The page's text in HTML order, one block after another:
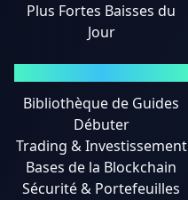
Plus Fortes Baisses du
Jour
Bibliothèque de Guides
Débuter
Trading & Investissement
Bases de la Blockchain
Sécurité & Portefeuilles